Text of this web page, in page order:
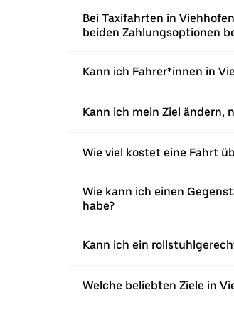
Bei Taxifahrten in
beiden Zahlungsoptionen
Kann ich Fahrer*innen in
Kann ich mein Ziel ändern,
Wie viel kostet eine Fahrt
Wie kann ich einen
habe?
Kann ich ein
Welche beliebten Ziele in